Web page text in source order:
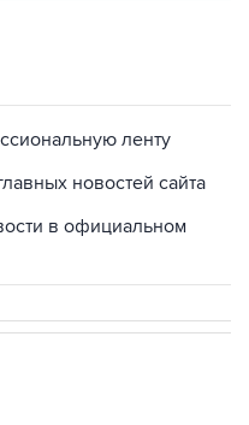
ленту
новостей сайта
в официальном